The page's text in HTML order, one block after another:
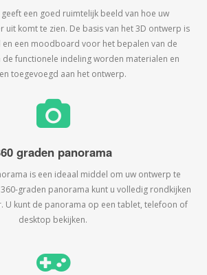
een goed ruimtelijk beeld van hoe uw
komt te zien. De basis van het 3D ontwerp is
een moodboard voor het bepalen van de
de functionele indeling worden materialen en
toegevoegd aan het ontwerp.
graden panorama
is een ideaal middel om uw ontwerp te
graden panorama kunt u volledig rondkijken
U kunt de panorama op een tablet, telefoon of
desktop bekijken.